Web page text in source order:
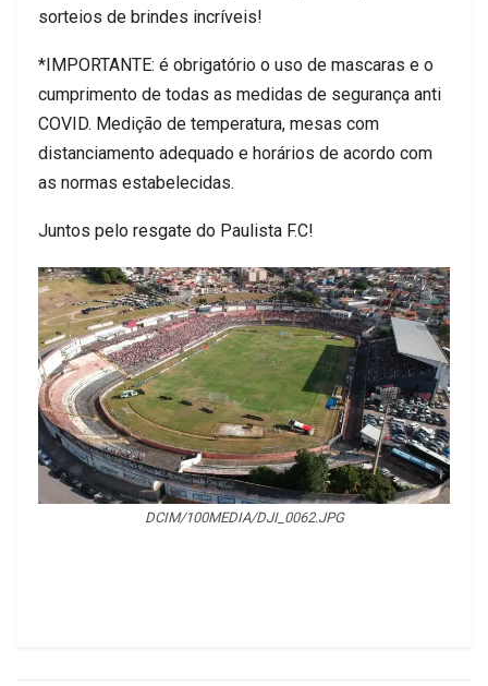
sorteios de brindes incríveis!
*IMPORTANTE: é obrigatório o uso de mascaras e o
cumprimento de todas as medidas de segurança anti
COVID. Medição de temperatura, mesas com
distanciamento adequado e horários de acordo com
as normas estabelecidas.
Juntos pelo resgate do Paulista F.C!
DCIM/100MEDIA/DJI_0062.JPG